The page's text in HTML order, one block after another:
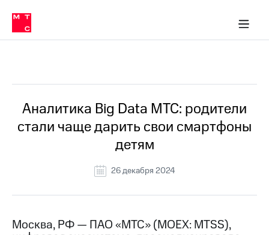
Медиа-центр
и акционерам
Устойчивое развитие
Комплаенс и деловая этика
компании
Карьера
История
компании
информация
Контакты
в МТС
Пресс-
релизы
Аналитика Big Data МТС: родители
стали чаще дарить свои смартфоны
детям
26 декабря 2024
Москва, РФ — ПАО «МТС» (MOEX: MTSS),